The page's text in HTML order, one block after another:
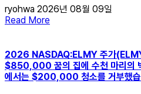
ryohwa 2026년 08월 09일
Read More
2026 NASDAQ:ELMY 주가
$850,000 꿈의 집에 수천 마리의
에서는 $200,000 청소를 거부했